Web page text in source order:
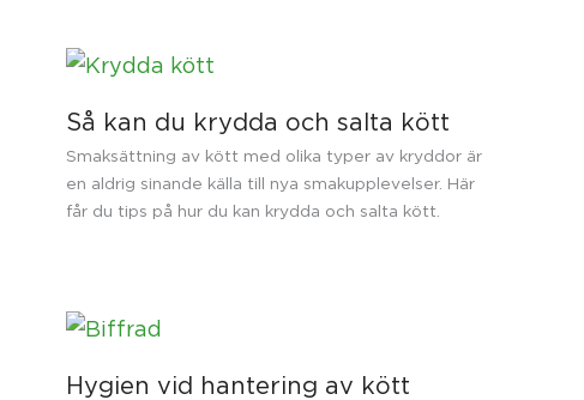
Så kan du krydda och salta kött
Smaksättning av kött med olika typer av kryddor är
en aldrig sinande källa till nya smakupplevelser. Här
får du tips på hur du kan krydda och salta kött.
Hygien vid hantering av kött